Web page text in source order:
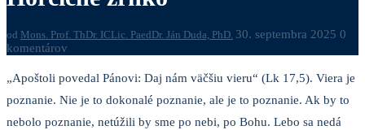
od Mons. Prof. ThDr. ICLic. PaedDr. Ján Duda, PhD. 30. septembra 2025 0
komentárov
„Apoštoli povedal Pánovi: Daj nám väčšiu vieru“ (Lk 17,5). Viera je
poznanie. Nie je to dokonalé poznanie, ale je to poznanie. Ak by to
nebolo poznanie, netúžili by sme po nebi, po Bohu. Lebo sa nedá